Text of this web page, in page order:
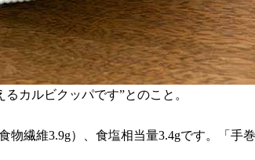
カルビクッパです”とのこと。
物繊維3.9g）、食塩相当量3.4gです。「